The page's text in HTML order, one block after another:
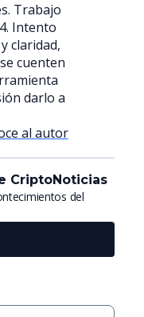
Trabajo
Intento
claridad,
cuenten
darlo a
al autor
CriptoNoticias
del